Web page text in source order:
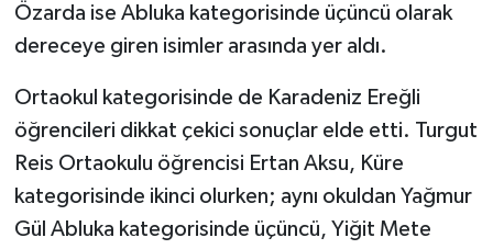
Özarda ise Abluka kategorisinde üçüncü olarak
dereceye giren isimler arasında yer aldı.
Ortaokul kategorisinde de Karadeniz Ereğli
öğrencileri dikkat çekici sonuçlar elde etti. Turgut
Reis Ortaokulu öğrencisi Ertan Aksu, Küre
kategorisinde ikinci olurken; aynı okuldan Yağmur
Gül Abluka kategorisinde üçüncü, Yiğit Mete